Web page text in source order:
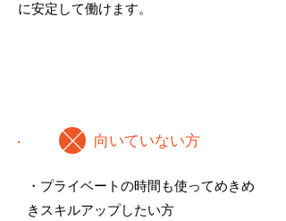
に安定して働けます。
・プライベートの時間も使ってめきめ
きスキルアップしたい方
向いていない方